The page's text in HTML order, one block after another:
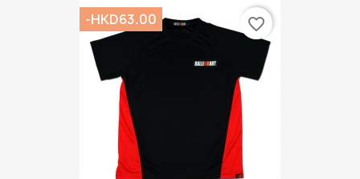
-HKD63.00 favorite_border